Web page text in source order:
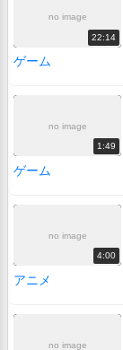
no image
22:14
ゲーム
no image
1:49
ゲーム
no image
4:00
アニメ
no image